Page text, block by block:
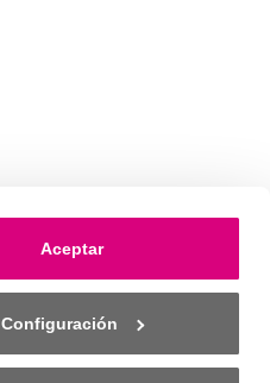
Aceptar
Configuración